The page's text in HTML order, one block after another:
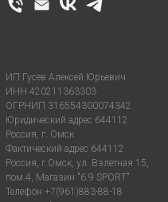
ИП Гусев Алексей Юрьевич
ИНН 420211363303
ОГРНИП 316554300074342
Юридический адрес 644112
Россия, г. Омск
Фактический адрес 644112
Россия, г.Омск, ул. Взлетная 15,
пом.4, Магазин "6.9 SPORT"
Телефон +7(961)883-88-18